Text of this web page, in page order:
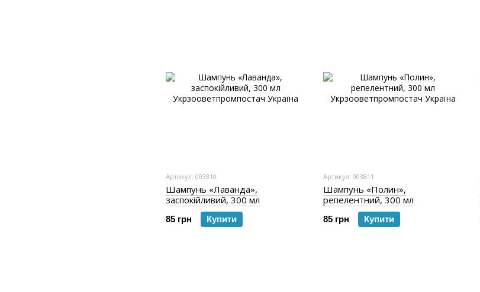
Артикул: 003810
Шампунь «Лаванда»,
заспокійливий, 300 мл
85 грн Купити
Артикул: 003811
Шампунь «Полин»,
репелентний, 300 мл
85 грн Купити